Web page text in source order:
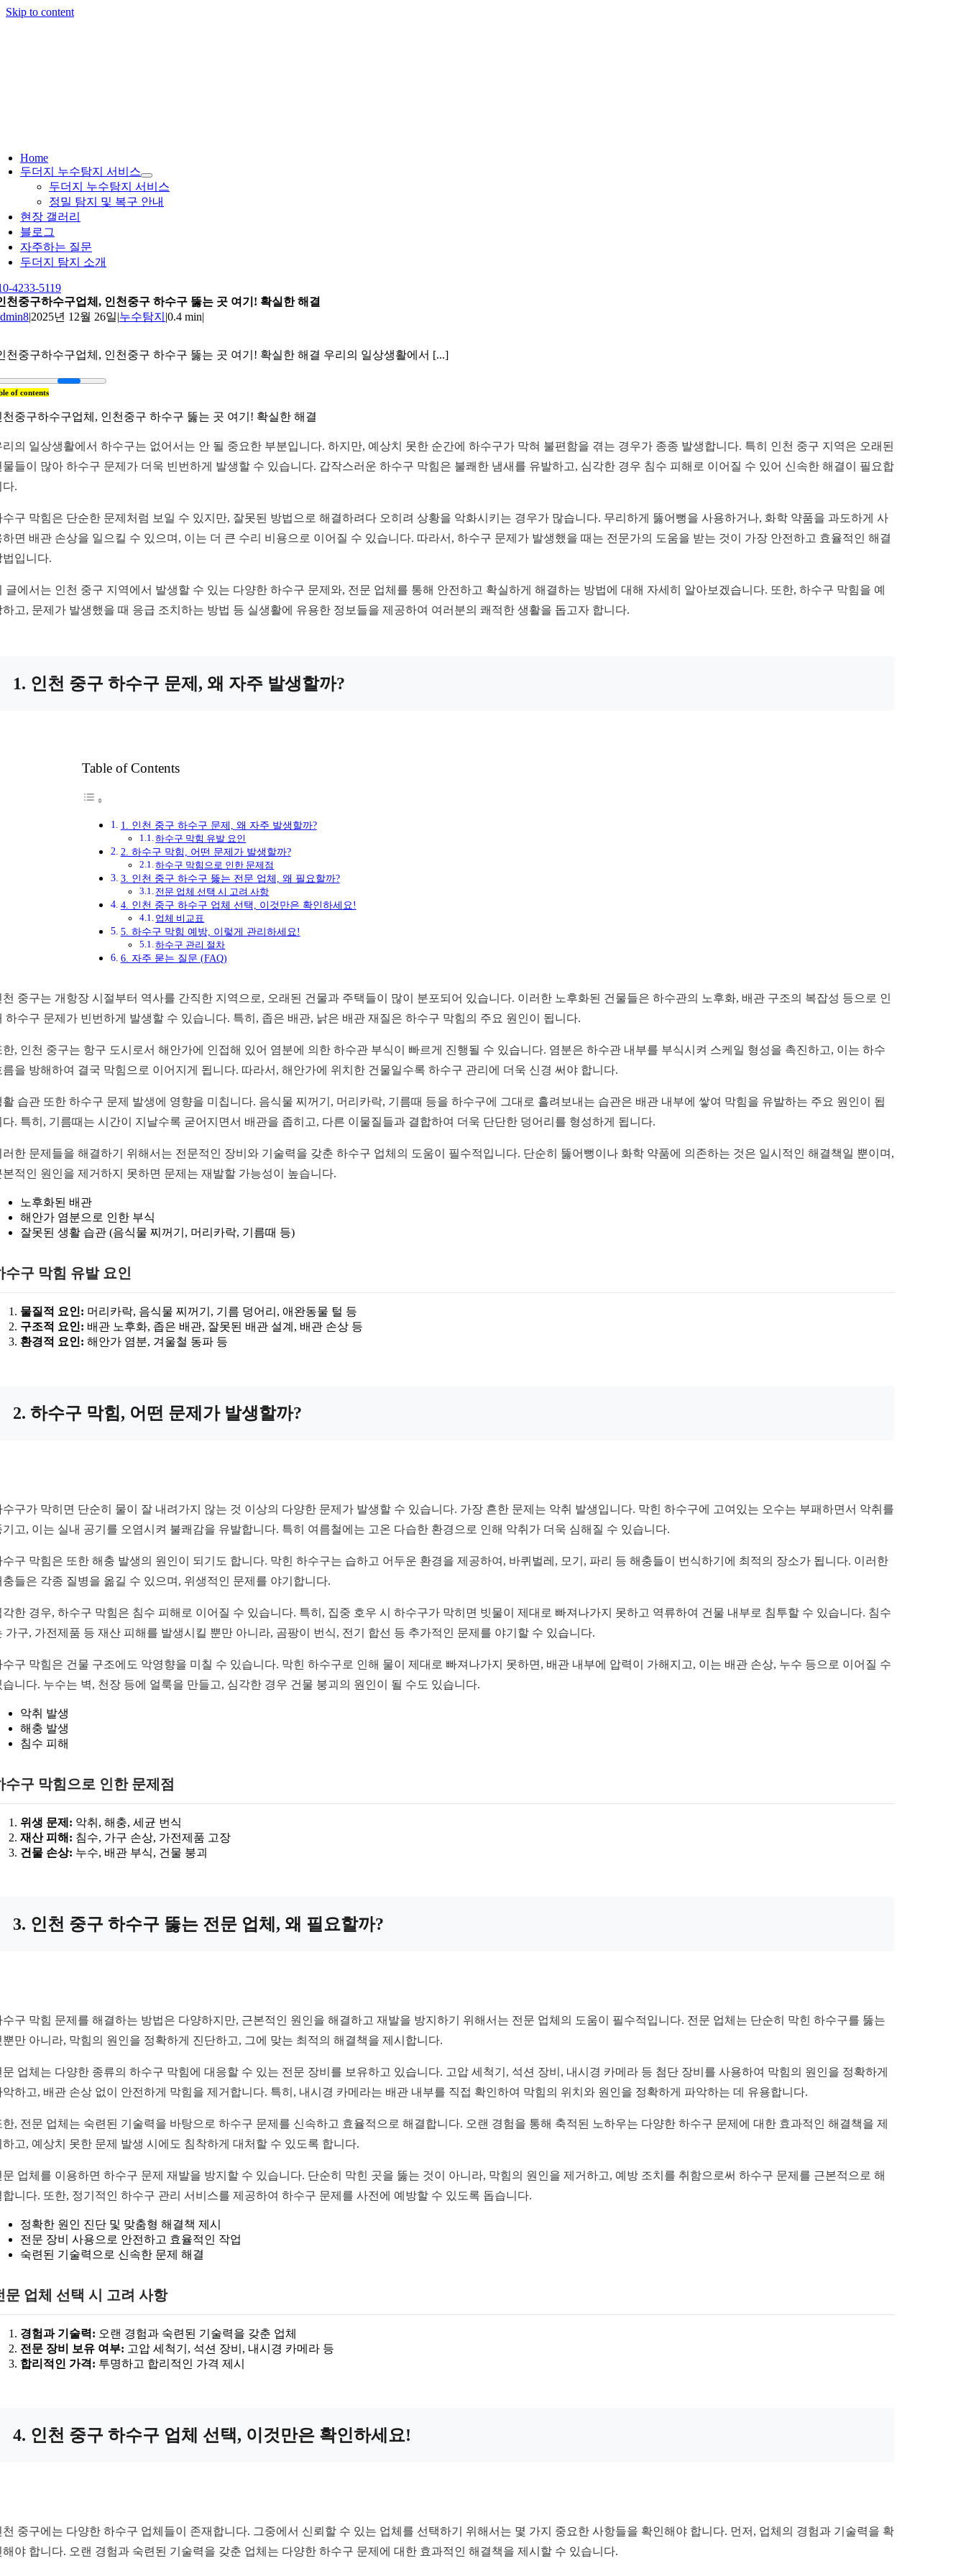
Skip to content
Home
두더지 누수탐지 서비스
두더지 누수탐지 서비스
정밀 탐지 및 복구 안내
현장 갤러리
블로그
자주하는 질문
두더지 탐지 소개
4233-5119
천중구하수구업체, 인천중구 하수구 뚫는 곳 여기! 확실한 해결
|2025년 12월 26일|누수탐지 |0.4 min|
천중구하수구업체, 인천중구 하수구 뚫는 곳 여기! 확실한 해결 우리의 일상생활에서 [...]
of contents
천중구하수구업체, 인천중구 하수구 뚫는 곳 여기! 확실한 해결
리의 일상생활에서 하수구는 없어서는 안 될 중요한 부분입니다. 하지만, 예상치 못한 순간에 하수구가 막혀 불편함을 겪는 경우가 종종 발생합니다. 특히 인천 중구 지역은 오래된
물들이 많아 하수구 문제가 더욱 빈번하게 발생할 수 있습니다. 갑작스러운 하수구 막힘은 불쾌한 냄새를 유발하고, 심각한 경우 침수 피해로 이어질 수 있어 신속한 해결이 필요합
다.
수구 막힘은 단순한 문제처럼 보일 수 있지만, 잘못된 방법으로 해결하려다 오히려 상황을 악화시키는 경우가 많습니다. 무리하게 뚫어뻥을 사용하거나, 화학 약품을 과도하게 사
하면 배관 손상을 일으킬 수 있으며, 이는 더 큰 수리 비용으로 이어질 수 있습니다. 따라서, 하수구 문제가 발생했을 때는 전문가의 도움을 받는 것이 가장 안전하고 효율적인 해결
법입니다.
글에서는 인천 중구 지역에서 발생할 수 있는 다양한 하수구 문제와, 전문 업체를 통해 안전하고 확실하게 해결하는 방법에 대해 자세히 알아보겠습니다. 또한, 하수구 막힘을 예
하고, 문제가 발생했을 때 응급 조치하는 방법 등 실생활에 유용한 정보들을 제공하여 여러분의 쾌적한 생활을 돕고자 합니다.
1. 인천 중구 하수구 문제, 왜 자주 발생할까?
Table of Contents
1. 인천 중구 하수구 문제, 왜 자주 발생할까?
하수구 막힘 유발 요인
2. 하수구 막힘, 어떤 문제가 발생할까?
하수구 막힘으로 인한 문제점
3. 인천 중구 하수구 뚫는 전문 업체, 왜 필요할까?
전문 업체 선택 시 고려 사항
4. 인천 중구 하수구 업체 선택, 이것만은 확인하세요!
업체 비교표
5. 하수구 막힘 예방, 이렇게 관리하세요!
하수구 관리 절차
6. 자주 묻는 질문 (FAQ)
천 중구는 개항장 시절부터 역사를 간직한 지역으로, 오래된 건물과 주택들이 많이 분포되어 있습니다. 이러한 노후화된 건물들은 하수관의 노후화, 배관 구조의 복잡성 등으로 인
하수구 문제가 빈번하게 발생할 수 있습니다. 특히, 좁은 배관, 낡은 배관 재질은 하수구 막힘의 주요 원인이 됩니다.
한, 인천 중구는 항구 도시로서 해안가에 인접해 있어 염분에 의한 하수관 부식이 빠르게 진행될 수 있습니다. 염분은 하수관 내부를 부식시켜 스케일 형성을 촉진하고, 이는 하수
름을 방해하여 결국 막힘으로 이어지게 됩니다. 따라서, 해안가에 위치한 건물일수록 하수구 관리에 더욱 신경 써야 합니다.
활 습관 또한 하수구 문제 발생에 영향을 미칩니다. 음식물 찌꺼기, 머리카락, 기름때 등을 하수구에 그대로 흘려보내는 습관은 배관 내부에 쌓여 막힘을 유발하는 주요 원인이 됩
다. 특히, 기름때는 시간이 지날수록 굳어지면서 배관을 좁히고, 다른 이물질들과 결합하여 더욱 단단한 덩어리를 형성하게 됩니다.
러한 문제들을 해결하기 위해서는 전문적인 장비와 기술력을 갖춘 하수구 업체의 도움이 필수적입니다. 단순히 뚫어뻥이나 화학 약품에 의존하는 것은 일시적인 해결책일 뿐이며,
본적인 원인을 제거하지 못하면 문제는 재발할 가능성이 높습니다.
노후화된 배관
해안가 염분으로 인한 부식
잘못된 생활 습관 (음식물 찌꺼기, 머리카락, 기름때 등)
수구 막힘 유발 요인
물질적 요인: 머리카락, 음식물 찌꺼기, 기름 덩어리, 애완동물 털 등
구조적 요인: 배관 노후화, 좁은 배관, 잘못된 배관 설계, 배관 손상 등
환경적 요인: 해안가 염분, 겨울철 동파 등
2. 하수구 막힘, 어떤 문제가 발생할까?
수구가 막히면 단순히 물이 잘 내려가지 않는 것 이상의 다양한 문제가 발생할 수 있습니다. 가장 흔한 문제는 악취 발생입니다. 막힌 하수구에 고여있는 오수는 부패하면서 악취를
기고, 이는 실내 공기를 오염시켜 불쾌감을 유발합니다. 특히 여름철에는 고온 다습한 환경으로 인해 악취가 더욱 심해질 수 있습니다.
수구 막힘은 또한 해충 발생의 원인이 되기도 합니다. 막힌 하수구는 습하고 어두운 환경을 제공하여, 바퀴벌레, 모기, 파리 등 해충들이 번식하기에 최적의 장소가 됩니다. 이러한
충들은 각종 질병을 옮길 수 있으며, 위생적인 문제를 야기합니다.
각한 경우, 하수구 막힘은 침수 피해로 이어질 수 있습니다. 특히, 집중 호우 시 하수구가 막히면 빗물이 제대로 빠져나가지 못하고 역류하여 건물 내부로 침투할 수 있습니다. 침수
가구, 가전제품 등 재산 피해를 발생시킬 뿐만 아니라, 곰팡이 번식, 전기 합선 등 추가적인 문제를 야기할 수 있습니다.
수구 막힘은 건물 구조에도 악영향을 미칠 수 있습니다. 막힌 하수구로 인해 물이 제대로 빠져나가지 못하면, 배관 내부에 압력이 가해지고, 이는 배관 손상, 누수 등으로 이어질 수
습니다. 누수는 벽, 천장 등에 얼룩을 만들고, 심각한 경우 건물 붕괴의 원인이 될 수도 있습니다.
악취 발생
해충 발생
침수 피해
수구 막힘으로 인한 문제점
위생 문제: 악취, 해충, 세균 번식
재산 피해: 침수, 가구 손상, 가전제품 고장
건물 손상: 누수, 배관 부식, 건물 붕괴
3. 인천 중구 하수구 뚫는 전문 업체, 왜 필요할까?
수구 막힘 문제를 해결하는 방법은 다양하지만, 근본적인 원인을 해결하고 재발을 방지하기 위해서는 전문 업체의 도움이 필수적입니다. 전문 업체는 단순히 막힌 하수구를 뚫는
뿐만 아니라, 막힘의 원인을 정확하게 진단하고, 그에 맞는 최적의 해결책을 제시합니다.
문 업체는 다양한 종류의 하수구 막힘에 대응할 수 있는 전문 장비를 보유하고 있습니다. 고압 세척기, 석션 장비, 내시경 카메라 등 첨단 장비를 사용하여 막힘의 원인을 정확하게
악하고, 배관 손상 없이 안전하게 막힘을 제거합니다. 특히, 내시경 카메라는 배관 내부를 직접 확인하여 막힘의 위치와 원인을 정확하게 파악하는 데 유용합니다.
한, 전문 업체는 숙련된 기술력을 바탕으로 하수구 문제를 신속하고 효율적으로 해결합니다. 오랜 경험을 통해 축적된 노하우는 다양한 하수구 문제에 대한 효과적인 해결책을 제
하고, 예상치 못한 문제 발생 시에도 침착하게 대처할 수 있도록 합니다.
문 업체를 이용하면 하수구 문제 재발을 방지할 수 있습니다. 단순히 막힌 곳을 뚫는 것이 아니라, 막힘의 원인을 제거하고, 예방 조치를 취함으로써 하수구 문제를 근본적으로 해
합니다. 또한, 정기적인 하수구 관리 서비스를 제공하여 하수구 문제를 사전에 예방할 수 있도록 돕습니다.
정확한 원인 진단 및 맞춤형 해결책 제시
전문 장비 사용으로 안전하고 효율적인 작업
숙련된 기술력으로 신속한 문제 해결
문 업체 선택 시 고려 사항
경험과 기술력: 오랜 경험과 숙련된 기술력을 갖춘 업체
전문 장비 보유 여부: 고압 세척기, 석션 장비, 내시경 카메라 등
합리적인 가격: 투명하고 합리적인 가격 제시
4. 인천 중구 하수구 업체 선택, 이것만은 확인하세요!
천 중구에는 다양한 하수구 업체들이 존재합니다. 그중에서 신뢰할 수 있는 업체를 선택하기 위해서는 몇 가지 중요한 사항들을 확인해야 합니다. 먼저, 업체의 경험과 기술력을 확
해야 합니다. 오랜 경험과 숙련된 기술력을 갖춘 업체는 다양한 하수구 문제에 대한 효과적인 해결책을 제시할 수 있습니다.